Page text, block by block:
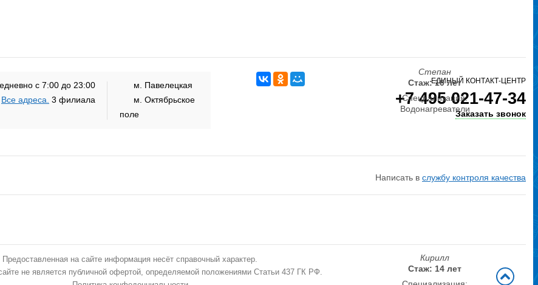
Степан
Стаж: 10 лет
Специализация:
Водонагреватели
Кирилл
Стаж: 14 лет
с 7:00 до 23:00
Все адреса. 3 филиала
м. Павелецкая
м. Октябрьское
поле
ЕДИНЫЙ КОНТАКТ-ЦЕНТР
+7 495 021-47-34
Заказать звонок
Написать в службу контроля качества
Предоставленная на сайте информация несёт справочный характер.
не является публичной офертой, определяемой положениями Статьи 437 ГК РФ.